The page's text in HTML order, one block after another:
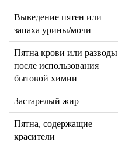
Выведение пятен или
запаха урины/мочи
Пятна крови или разводы
после использования
бытовой химии
Застарелый жир
Пятна, содержащие
красители